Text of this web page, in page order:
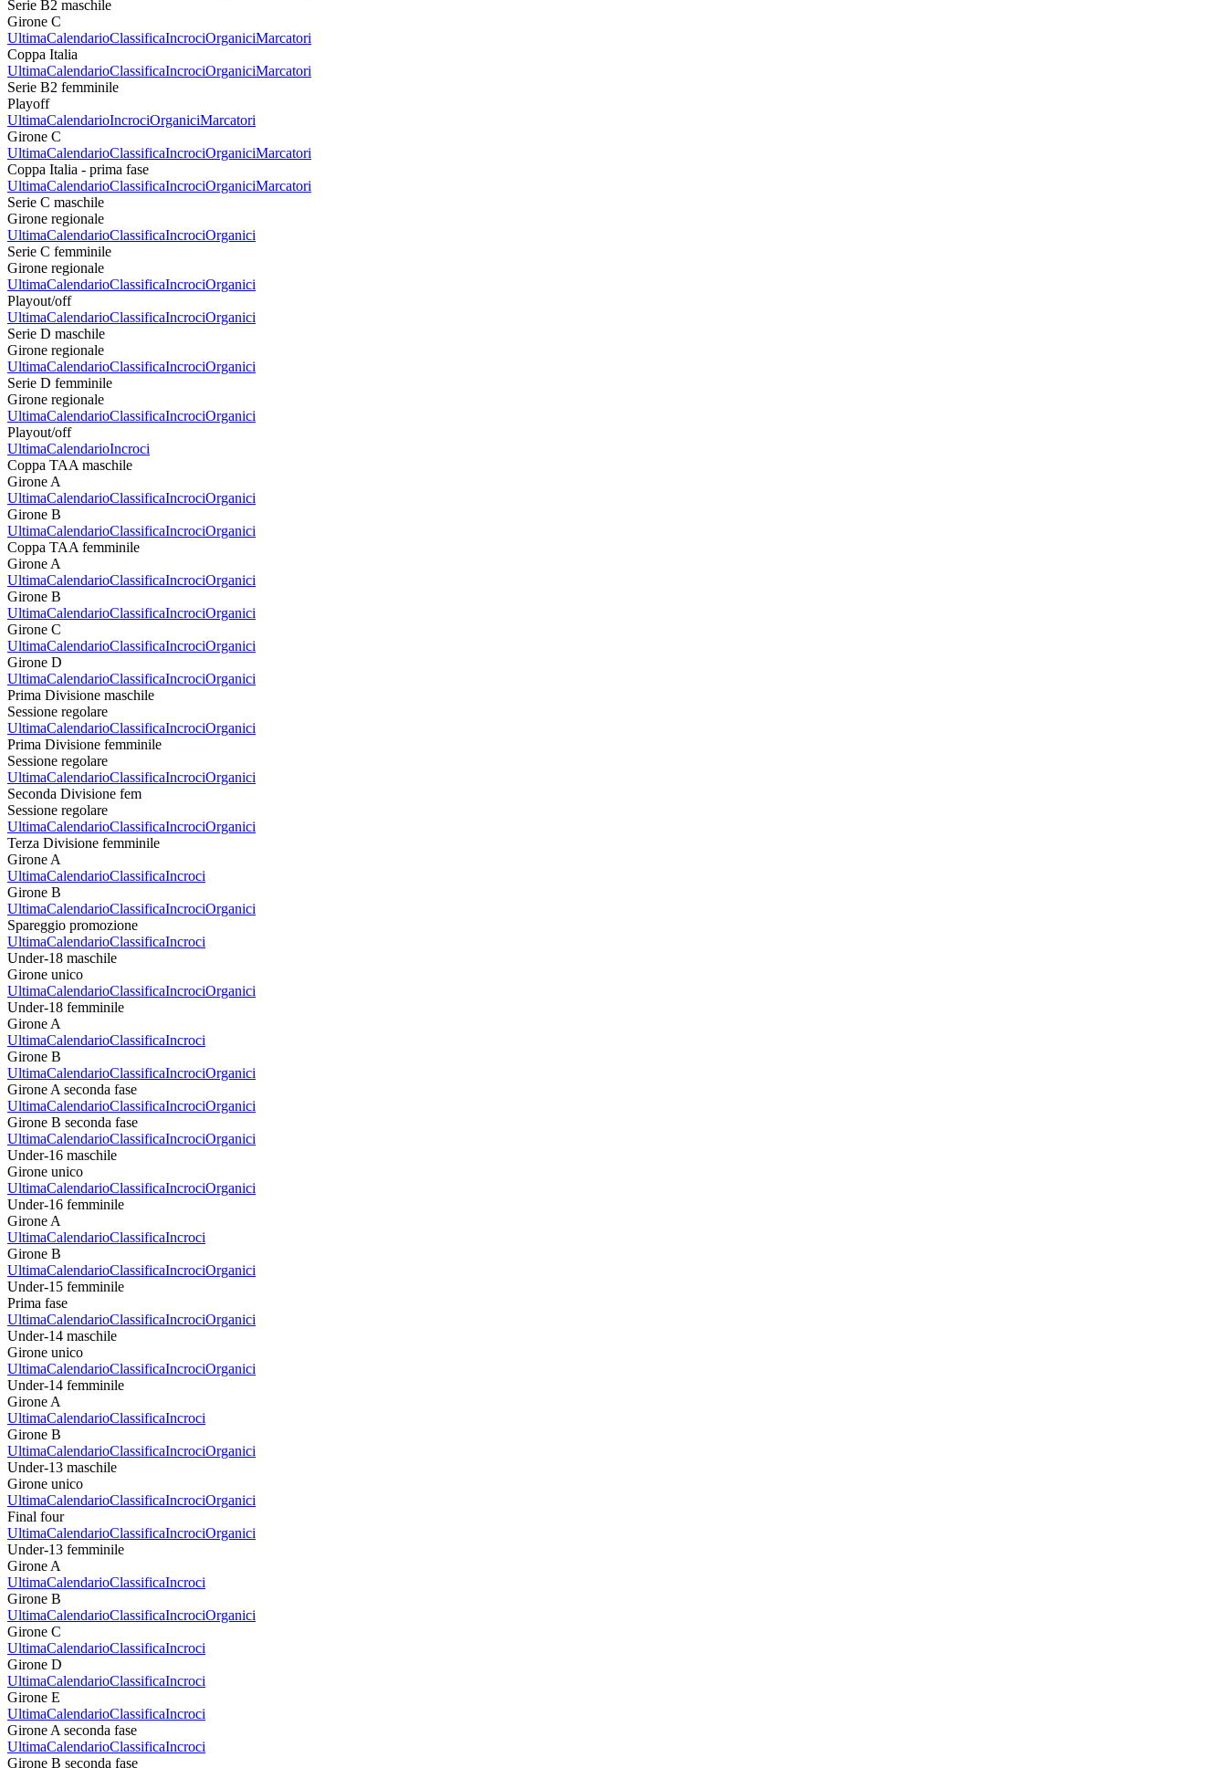
Serie B2 maschile
Girone C
UltimaCalendarioClassificaIncrociOrganiciMarcatori
Coppa Italia
UltimaCalendarioClassificaIncrociOrganiciMarcatori
Serie B2 femminile
Playoff
UltimaCalendarioIncrociOrganiciMarcatori
Girone C
UltimaCalendarioClassificaIncrociOrganiciMarcatori
Coppa Italia - prima fase
UltimaCalendarioClassificaIncrociOrganiciMarcatori
Serie C maschile
Girone regionale
UltimaCalendarioClassificaIncrociOrganici
Serie C femminile
Girone regionale
UltimaCalendarioClassificaIncrociOrganici
Playout/off
UltimaCalendarioClassificaIncrociOrganici
Serie D maschile
Girone regionale
UltimaCalendarioClassificaIncrociOrganici
Serie D femminile
Girone regionale
UltimaCalendarioClassificaIncrociOrganici
Playout/off
UltimaCalendarioIncroci
Coppa TAA maschile
Girone A
UltimaCalendarioClassificaIncrociOrganici
Girone B
UltimaCalendarioClassificaIncrociOrganici
Coppa TAA femminile
Girone A
UltimaCalendarioClassificaIncrociOrganici
Girone B
UltimaCalendarioClassificaIncrociOrganici
Girone C
UltimaCalendarioClassificaIncrociOrganici
Girone D
UltimaCalendarioClassificaIncrociOrganici
Prima Divisione maschile
Sessione regolare
UltimaCalendarioClassificaIncrociOrganici
Prima Divisione femminile
Sessione regolare
UltimaCalendarioClassificaIncrociOrganici
Seconda Divisione fem
Sessione regolare
UltimaCalendarioClassificaIncrociOrganici
Terza Divisione femminile
Girone A
UltimaCalendarioClassificaIncroci
Girone B
UltimaCalendarioClassificaIncrociOrganici
Spareggio promozione
UltimaCalendarioClassificaIncroci
Under-18 maschile
Girone unico
UltimaCalendarioClassificaIncrociOrganici
Under-18 femminile
Girone A
UltimaCalendarioClassificaIncroci
Girone B
UltimaCalendarioClassificaIncrociOrganici
Girone A seconda fase
UltimaCalendarioClassificaIncrociOrganici
Girone B seconda fase
UltimaCalendarioClassificaIncrociOrganici
Under-16 maschile
Girone unico
UltimaCalendarioClassificaIncrociOrganici
Under-16 femminile
Girone A
UltimaCalendarioClassificaIncroci
Girone B
UltimaCalendarioClassificaIncrociOrganici
Under-15 femminile
Prima fase
UltimaCalendarioClassificaIncrociOrganici
Under-14 maschile
Girone unico
UltimaCalendarioClassificaIncrociOrganici
Under-14 femminile
Girone A
UltimaCalendarioClassificaIncroci
Girone B
UltimaCalendarioClassificaIncrociOrganici
Under-13 maschile
Girone unico
UltimaCalendarioClassificaIncrociOrganici
Final four
UltimaCalendarioClassificaIncrociOrganici
Under-13 femminile
Girone A
UltimaCalendarioClassificaIncroci
Girone B
UltimaCalendarioClassificaIncrociOrganici
Girone C
UltimaCalendarioClassificaIncroci
Girone D
UltimaCalendarioClassificaIncroci
Girone E
UltimaCalendarioClassificaIncroci
Girone A seconda fase
UltimaCalendarioClassificaIncroci
Girone B seconda fase